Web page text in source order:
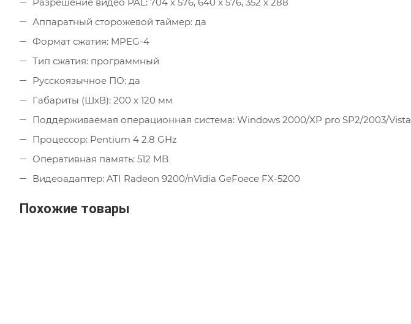
Аппаратный сторожевой таймер: да
Формат сжатия: MPEG-4
Тип сжатия: программный
Русскоязычное ПО: да
Габариты (ШхВ): 200 x 120 мм
Поддерживаемая операционная система: Windows 2000/XP pro SP2/2003/Vista
Процессор: Pentium 4 2.8 GHz
Оперативная память: 512 MB
Видеоадаптер: ATI Radeon 9200/nVidia GeFoece FX-5200
Похожие товары